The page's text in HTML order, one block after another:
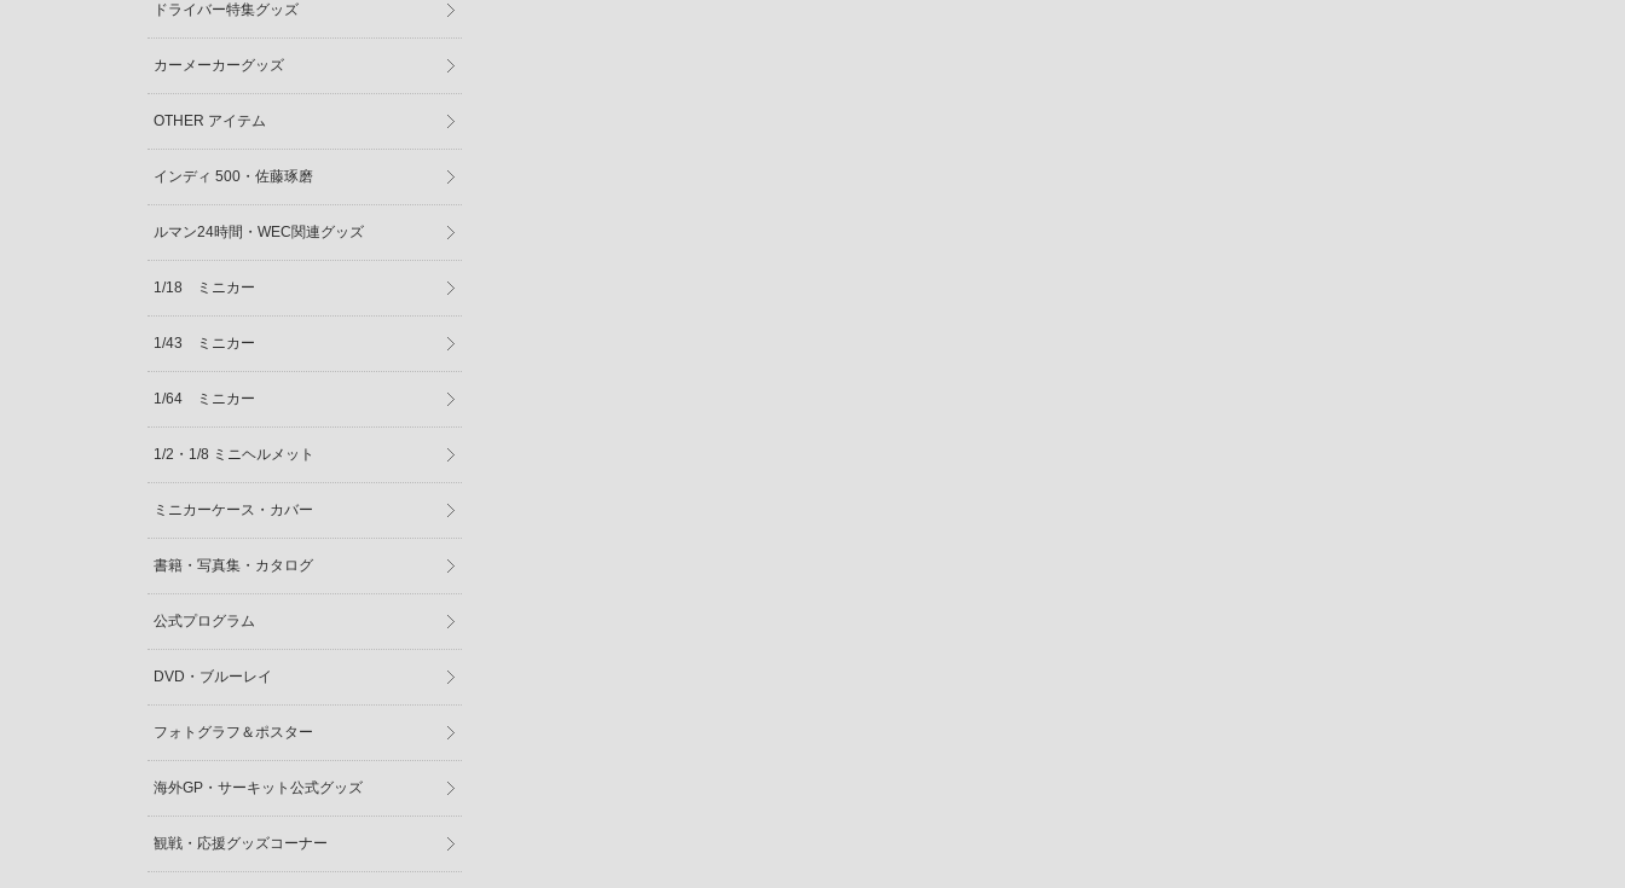
ドライバー特集グッズ
カーメーカーグッズ
OTHER アイテム
インディ 500・佐藤琢磨
ルマン24時間・WEC関連グッズ
1/18 ミニカー
1/43 ミニカー
1/64 ミニカー
1/2・1/8 ミニヘルメット
ミニカーケース・カバー
書籍・写真集・カタログ
公式プログラム
DVD・ブルーレイ
フォトグラフ＆ポスター
海外GP・サーキット公式グッズ
観戦・応援グッズコーナー